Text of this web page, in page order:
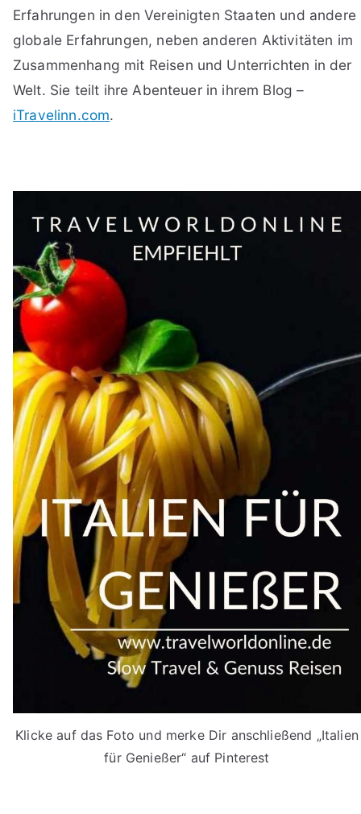
Erfahrungen in den Vereinigten Staaten und andere
globale Erfahrungen, neben anderen Aktivitäten im
Zusammenhang mit Reisen und Unterrichten in der
Welt. Sie teilt ihre Abenteuer in ihrem Blog –
iTravelinn.com.
Klicke auf das Foto und merke Dir anschließend „Italien
für Genießer“ auf Pinterest